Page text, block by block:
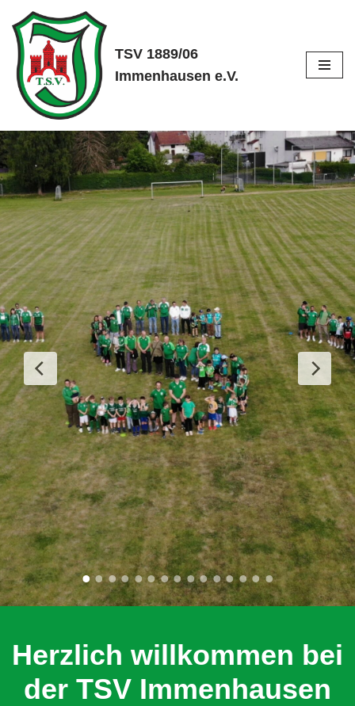
Zum
Inhalt
springen
TSV 1889/06
Immenhausen e.V.
Herzlich willkommen bei
der TSV Immenhausen